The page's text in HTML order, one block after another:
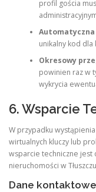
profil gościa
unikalny kod
Okresowy
powinien raz w
wykrycia
6. Wsparcie
W przypadku
wirtualnych kluczy lub
wsparcie techniczne jest
nieruchomości w
Dane kontaktowe